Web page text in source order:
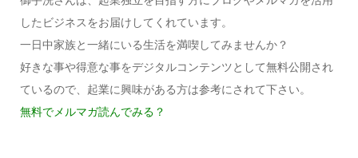
したビジネスをお届けしてくれています。
一日中家族と一緒にいる生活を満喫してみませんか？
好きな事や得意な事をデジタルコンテンツとして無料公開され
ているので、起業に興味がある方は参考にされて下さい。
無料でメルマガ読んでみる？